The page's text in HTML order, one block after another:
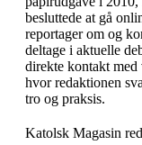
besluttede at gå
reportager om og
deltage i aktuelle
direkte kontakt
hvor redaktionen
tro og praksis.
Katolsk Magasin